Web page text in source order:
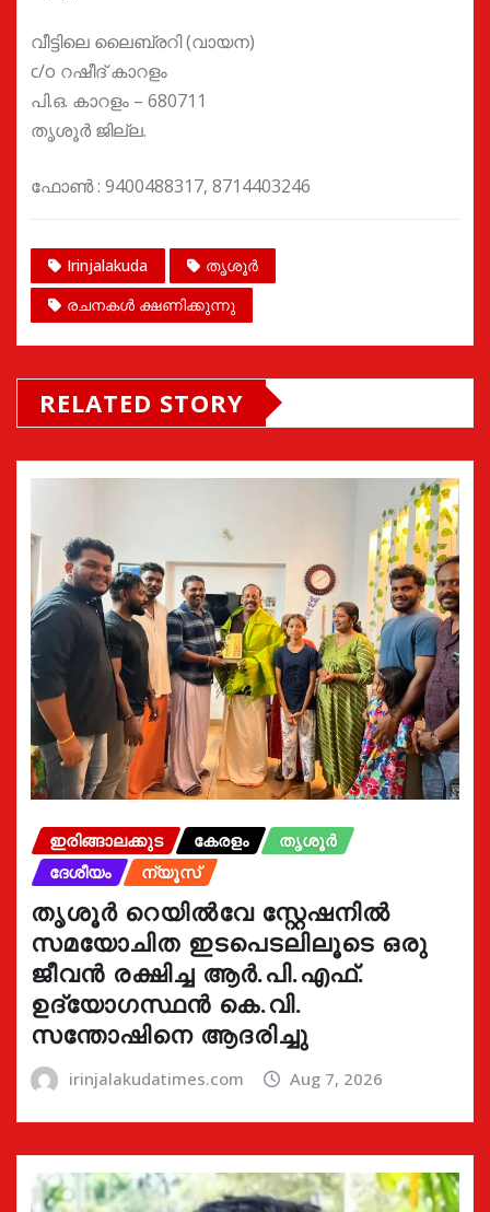
വീട്ടിലെ ലൈബ്രറി (വായന)
c/o റഷീദ് കാറളം
പി.ഒ. കാറളം – 680711
തൃശൂർ ജില്ല.
ഫോൺ : 9400488317, 8714403246
Irinjalakuda
തൃശൂർ
രചനകൾ ക്ഷണിക്കുന്നു
RELATED STORY
ഇരിങ്ങാലക്കുട കേരളം
തൃശൂർ
ദേശീയം
ന്യൂസ്
തൃശൂർ റെയിൽവേ സ്റ്റേഷനിൽ
സമയോചിത ഇടപെടലിലൂടെ ഒരു
ജീവൻ രക്ഷിച്ച ആർ.പി.എഫ്.
ഉദ്യോഗസ്ഥൻ കെ.വി.
സന്തോഷിനെ ആദരിച്ചു
irinjalakudatimes.com Aug 7, 2026